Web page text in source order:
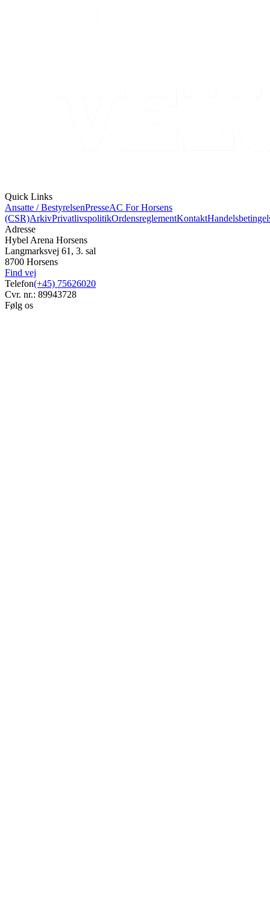
Quick Links
Ansatte / BestyrelsenPresseAC For Horsens
(CSR)ArkivPrivatlivspolitikOrdensreglementKontakt
Adresse
Hybel Arena Horsens
Langmarksvej 61, 3. sal
8700 Horsens
Find vej
Telefon(+45) 75626020
Cvr. nr.: 89943728
Følg os